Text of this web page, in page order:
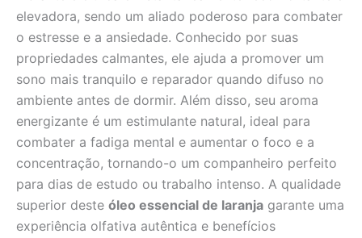
elevadora, sendo um aliado poderoso para combater
o estresse e a ansiedade. Conhecido por suas
propriedades calmantes, ele ajuda a promover um
sono mais tranquilo e reparador quando difuso no
ambiente antes de dormir. Além disso, seu aroma
energizante é um estimulante natural, ideal para
combater a fadiga mental e aumentar o foco e a
concentração, tornando-o um companheiro perfeito
para dias de estudo ou trabalho intenso. A qualidade
superior deste óleo essencial de laranja garante uma
experiência olfativa autêntica e benefícios